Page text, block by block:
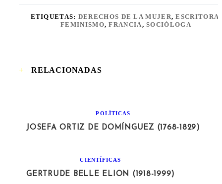
ETIQUETAS: DERECHOS DE LA MUJER,ESCRITORA
FEMINISMO,FRANCIA,SOCIÓLOGA
RELACIONADAS
POLÍTICAS
JOSEFA ORTIZ DE DOMÍNGUEZ (1768-1829)
CIENTÍFICAS
GERTRUDE BELLE ELION (1918-1999)